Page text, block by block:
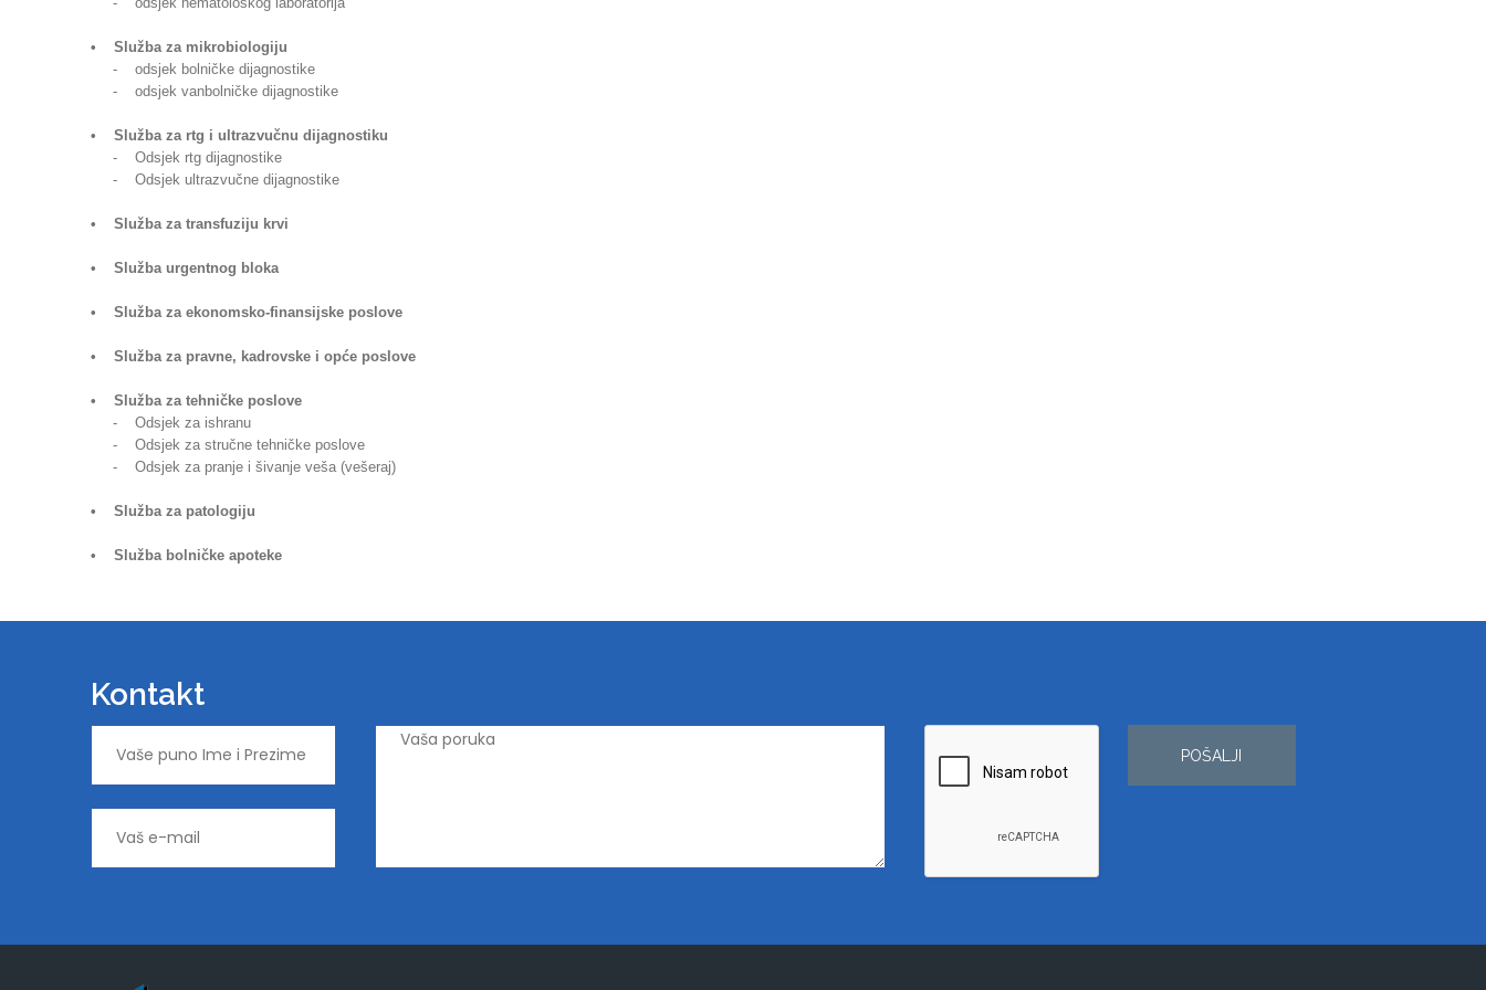
• Služba za mikrobiologiju
- odsjek bolničke dijagnostike
- odsjek vanbolničke dijagnostike
• Služba za rtg i ultrazvučnu dijagnostiku
- Odsjek rtg dijagnostike
- Odsjek ultrazvučne dijagnostike
• Služba za transfuziju krvi
• Služba urgentnog bloka
• Služba za ekonomsko-finansijske poslove
• Služba za pravne, kadrovske i opće poslove
• Služba za tehničke poslove
- Odsjek za ishranu
- Odsjek za stručne tehničke poslove
- Odsjek za pranje i šivanje veša (vešeraj)
• Služba za patologiju
• Služba bolničke apoteke
Kontakt
POŠALJI